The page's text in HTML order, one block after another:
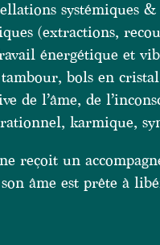
systémiques
(extractions,
énergétique et
bols en
de l’âme, de
karmique,
reçoit un
âme est prête à